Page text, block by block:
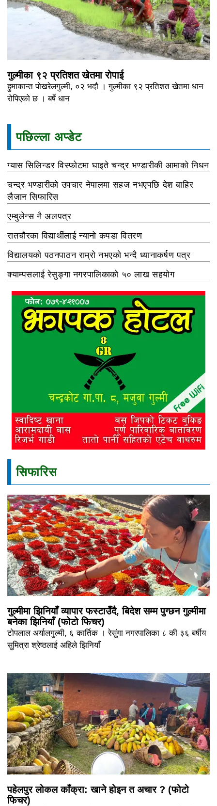
गुल्मीका ९२ प्रतिशत खेतमा रोपाई
हुमाकान्त पोखरेलगुल्मी, ०२ भदौ । गुल्मीका ९२ प्रतिशत खेतमा धान
रोपिएको छ । बर्षे धान
पछिल्ला अप्डेट
ग्यास सिलिन्डर विस्फोटमा घाइते चन्द्र भण्डारीकी आमाको निधन
चन्द्र भण्डारीको उपचार नेपालमा सहज नभएपछि देश बाहिर
लैजान सिफारिस
एम्बुलेन्स नै अलपत्र
रातचौरका विद्यार्थीलाई न्यानो कपडा वितरण
विद्यालयको पठनपाठन राम्रो नभएको भन्दै ध्यानाकर्षण पत्र
क्याम्पसलाई रेसुङ्गा नगरपालिकाको ५० लाख सहयोग
सिफारिस
गुल्मीमा झिनियाँ व्यापार फस्टाउँदै, बिदेश सम्म पुग्छन गुल्मीमा
बनेका झिनियाँ (फोटो फिचर)
टोपलाल अर्यालगुल्मी, ६ कार्तिक । रेसुंगा नगरपालिका ८ की ३६ बर्षीय
सुमित्रा श्रेष्ठलाई अहिले झिनियाँ
पहेलपुर लोकल काँक्रा: खाने होइन त अचार ? (फोटो
फिचर)